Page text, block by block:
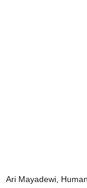
Ari Mayadewi,